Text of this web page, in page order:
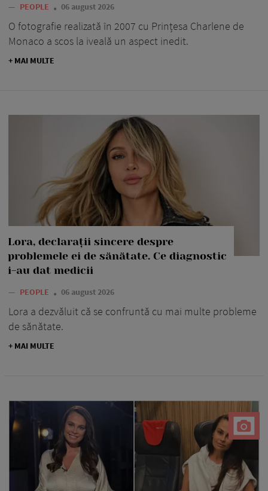
— PEOPLE 06 august 2026
O fotografie realizată în 2007 cu Prințesa Charlene de
Monaco a scos la iveală un aspect inedit.
+ MAI MULTE
Lora, declarații sincere despre
problemele ei de sănătate. Ce diagnostic
i-au dat medicii
— PEOPLE 06 august 2026
Lora a dezvăluit că se confruntă cu mai multe probleme
de sănătate.
+ MAI MULTE